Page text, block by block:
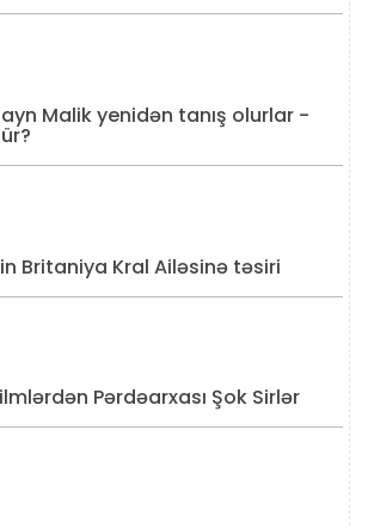
Malik yenidən tanış olurlar -
Britaniya Kral Ailəsinə təsiri
Pərdəarxası Şok Sirlər